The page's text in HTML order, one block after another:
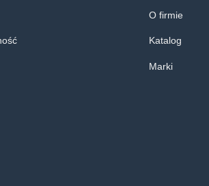
O firmie
Katalog
Marki